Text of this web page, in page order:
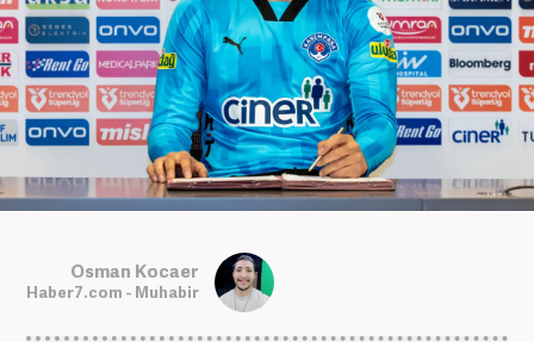
Osman Kocaer
Haber7.com - Muhabir